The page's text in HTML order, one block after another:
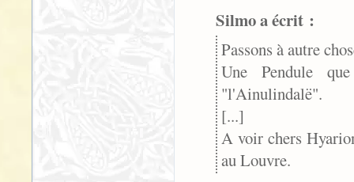
Silmo a écrit :
Passons à autre
Une Pendule
"l'Ainulindalë".
[...]
A voir chers
au Louvre.